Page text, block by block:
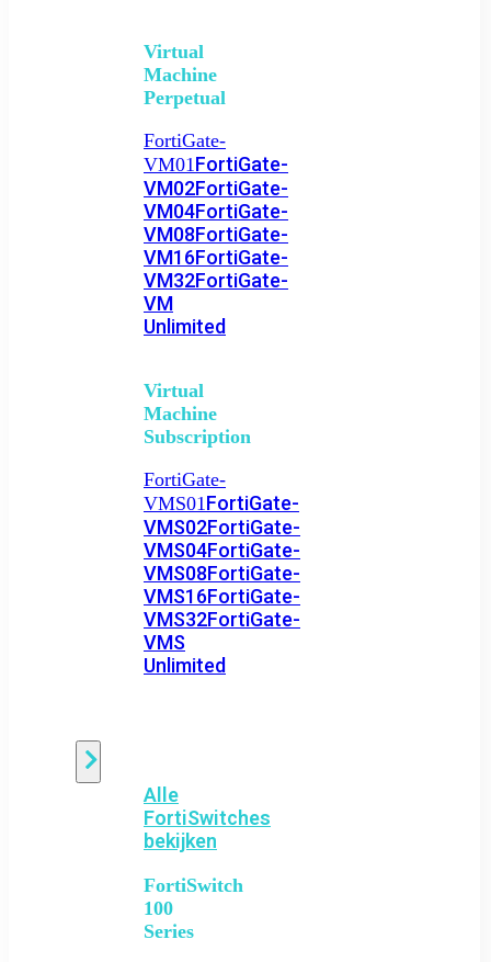
Virtual
Machine
Perpetual
FortiGate-
VM01FortiGate-
VM02FortiGate-
VM04FortiGate-
VM08FortiGate-
VM16FortiGate-
VM32FortiGate-
VM
Unlimited
Virtual
Machine
Subscription
FortiGate-
VMS01FortiGate-
VMS02FortiGate-
VMS04FortiGate-
VMS08FortiGate-
VMS16FortiGate-
VMS32FortiGate-
VMS
Unlimited
Alle
FortiSwitches
bekijken
FortiSwitch
100
Series